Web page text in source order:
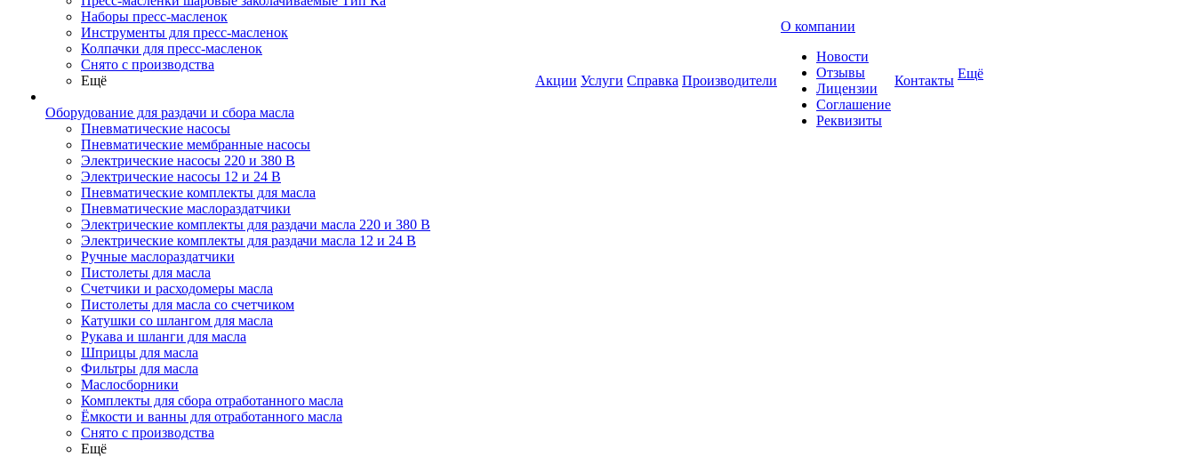
Наборы пресс-масленок
Инструменты для пресс-масленок
Колпачки для пресс-масленок
Снято с производства
Ещё
Оборудование для раздачи и сбора масла
Пневматические насосы
Пневматические мембранные насосы
Электрические насосы 220 и 380 В
Электрические насосы 12 и 24 В
Пневматические комплекты для масла
Пневматические маслораздатчики
Электрические комплекты для раздачи масла 220 и 380 В
Электрические комплекты для раздачи масла 12 и 24 В
Ручные маслораздатчики
Пистолеты для масла
Счетчики и расходомеры масла
Пистолеты для масла со счетчиком
Катушки со шлангом для масла
Рукава и шланги для масла
Шприцы для масла
Фильтры для масла
Маслосборники
Комплекты для сбора отработанного масла
Ёмкости и ванны для отработанного масла
Снято с производства
Ещё
Акции Услуги Справка Производители
О компании
Новости
Отзывы
Лицензии
Соглашение
Реквизиты
Контакты Ещё